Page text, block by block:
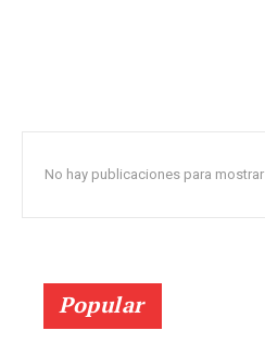
No hay publicaciones para mostrar
Popular